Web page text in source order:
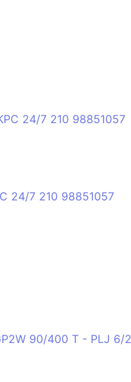
24/7 210 98851057